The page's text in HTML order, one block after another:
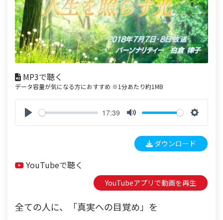
MP3で聴く
データ容量が気になる方におすすめ ※1分あたり約1MB
17:39
e
t
n
g
ダウンロード
YouTubeで聴く
YouTubeアプリで動画を再生
全ての人に、「真実への目覚め」を